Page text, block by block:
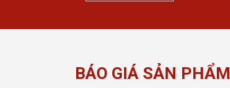
BÁO GIÁ SẢN PHẨM